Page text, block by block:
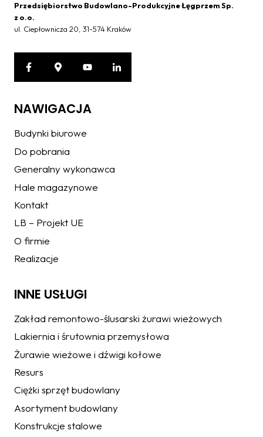
Przedsiębiorstwo Budowlano-Produkcyjne Łęgprzem Sp.
z o.o.
ul. Ciepłownicza 20, 31-574 Kraków
NAWIGACJA
Budynki biurowe
Do pobrania
Generalny wykonawca
Hale magazynowe
Kontakt
LB – Projekt UE
O firmie
Realizacje
INNE USŁUGI
Zakład remontowo-ślusarski żurawi wieżowych
Lakiernia i śrutownia przemysłowa
Żurawie wieżowe i dźwigi kołowe
Resurs
Ciężki sprzęt budowlany
Asortyment budowlany
Konstrukcje stalowe